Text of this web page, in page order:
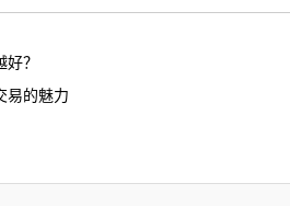
？
易的魅力